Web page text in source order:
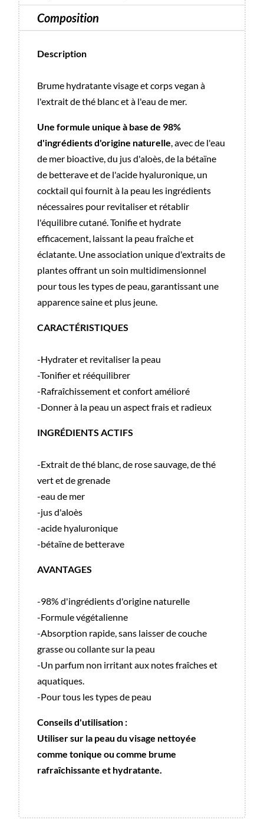
Composition
Description
Brume hydratante visage et corps vegan à
l'extrait de thé blanc et à l'eau de mer.
Une formule unique à base de 98%
d'ingrédients d'origine naturelle , avec de l'eau
de mer bioactive, du jus d'aloès, de la bétaïne
de betterave et de l'acide hyaluronique, un
cocktail qui fournit à la peau les ingrédients
nécessaires pour revitaliser et rétablir
l'équilibre cutané. Tonifie et hydrate
efficacement, laissant la peau fraîche et
éclatante. Une association unique d'extraits de
plantes offrant un soin multidimensionnel
pour tous les types de peau, garantissant une
apparence saine et plus jeune.
CARACTÉRISTIQUES
-Hydrater et revitaliser la peau
-Tonifier et rééquilibrer
-Rafraîchissement et confort amélioré
-Donner à la peau un aspect frais et radieux
INGRÉDIENTS ACTIFS
-Extrait de thé blanc, de rose sauvage, de thé
vert et de grenade
-eau de mer
-jus d'aloès
-acide hyaluronique
-bétaïne de betterave
AVANTAGES
-98% d'ingrédients d'origine naturelle
-Formule végétalienne
-Absorption rapide, sans laisser de couche
grasse ou collante sur la peau
-Un parfum non irritant aux notes fraîches et
aquatiques.
-Pour tous les types de peau
Conseils d'utilisation :
Utiliser sur la peau du visage nettoyée
comme tonique ou comme brume
rafraîchissante et hydratante.